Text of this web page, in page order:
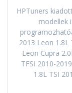
HPTuners
modellek
2013 Leon 1.8L
Leon Cupra
TFSI 2010-
1.8L TSI